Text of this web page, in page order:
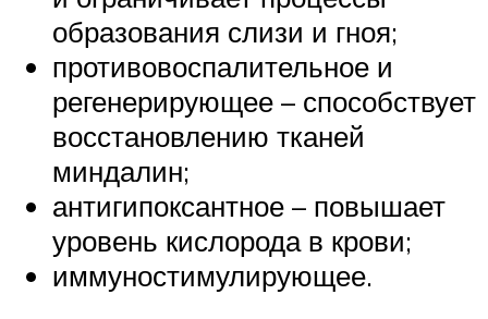
образования слизи и гноя;
противовоспалительное и
регенерирующее – способствует
восстановлению тканей
миндалин;
антигипоксантное – повышает
уровень кислорода в крови;
иммуностимулирующее.